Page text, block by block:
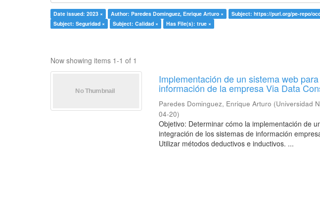
Date issued: 2023 × Author: Paredes Dominguez, Enrique Arturo × Subject: https://purl.org/pe-repo/
Subject: Seguridad ×
Subject: Calidad × Has File(s): true ×
Now showing items 1-1 of 1
Implementación de un sistema web
información de la empresa Via Data
Paredes Dominguez, Enrique Arturo (Universidad
04-20)
Objetivo: Determinar cómo la implementación de
integración de los sistemas de información
Utilizar métodos deductivos e inductivos. ...